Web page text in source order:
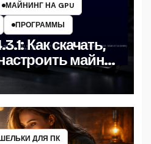
МАЙНИНГ НА GPU
ПРОГРАММЫ
Как скачать,
майнер
ДЛЯ ПК